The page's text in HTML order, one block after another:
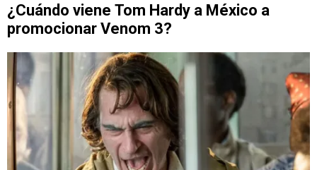
¿Cuándo viene Tom Hardy a México a
promocionar Venom 3?